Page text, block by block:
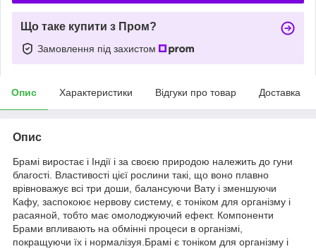
Що таке купити з Пром?
Замовлення під захистом
Опис Характеристики Відгуки про товар Доставка
Опис
Брамі виростає і Індії і за своєю природою належить до гуни
благості. Властивості цієї рослини такі, що воно плавно
врівноважує всі три доши, балансуючи Вату і зменшуючи
Кафу, заспокоює нервову систему, є тоніком для організму і
расаяной, тобто має омолоджуючий ефект. Компоненти
Брами впливають на обмінні процеси в організмі,
покращуючи їх і нормалізуя.Брамі є тоніком для організму і